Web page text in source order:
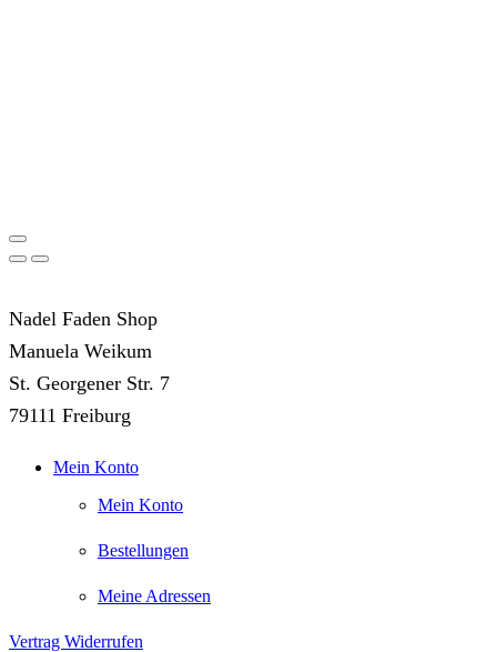
Nadel Faden Shop
Manuela Weikum
St. Georgener Str. 7
79111 Freiburg
Mein Konto
Mein Konto
Bestellungen
Meine Adressen
Vertrag Widerrufen